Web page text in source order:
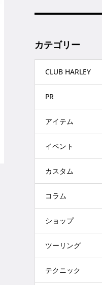
カテゴリー
CLUB HARLEY
PR
アイテム
イベント
カスタム
コラム
ショップ
ツーリング
テクニック